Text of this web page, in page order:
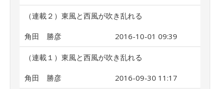
（連載２）東風と西風が吹き乱れる
角田 勝彦 2016-10-01 09:39
（連載１）東風と西風が吹き乱れる
角田 勝彦 2016-09-30 11:17